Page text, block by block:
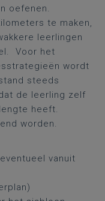
oefenen.
te maken,
leerlingen
Voor het
wordt
steeds
de leerling zelf
heeft.
worden.
vanuit